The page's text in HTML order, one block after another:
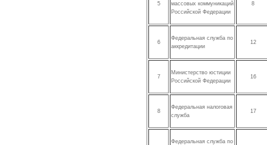
5
массовых коммуникаций
Российской Федерации
8
6
Федеральная служба по
аккредитации
12
7
Министерство юстиции
Российской Федерации
16
8
Федеральная налоговая
служба
17
Федеральная служба по